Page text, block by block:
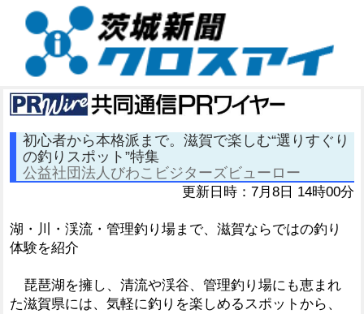
初心者から本格派まで。滋賀で楽しむ“選りすぐり
の釣りスポット”特集
公益社団法人びわこビジターズビューロー
更新日時：7月8日 14時00分
湖・川・渓流・管理釣り場まで、滋賀ならではの釣り
体験を紹介
琵琶湖を擁し、清流や渓谷、管理釣り場にも恵まれ
た滋賀県には、気軽に釣りを楽しめるスポットから、